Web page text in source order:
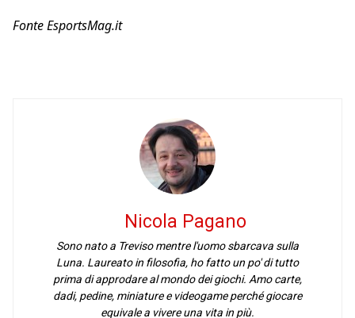
Fonte EsportsMag.it
Nicola Pagano
Sono nato a Treviso mentre l'uomo sbarcava sulla
Luna. Laureato in filosofia, ho fatto un po' di tutto
prima di approdare al mondo dei giochi. Amo carte,
dadi, pedine, miniature e videogame perché giocare
equivale a vivere una vita in più.